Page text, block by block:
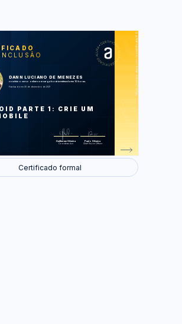
DANN LUCIANO DE MENEZES
concluiu o curso online com carga horária estimada em 10 horas.
Finalizado em 30 de dezembro de 2021
PARTE 1: CRIE UM
Guilherme Silveira
Coordenador
Paulo Silveira
Chief Vision Officer
https://cursos.alura.com.br/certificate/693b16e4-ef4a-49e6-bb75-0ab8401be512
LAS
Criando o primeiro App
Aplicando layouts para Activities
Trabalhando com arquivo fonte do
Foram feitas 56 de 56 atividades.
Certificado formal